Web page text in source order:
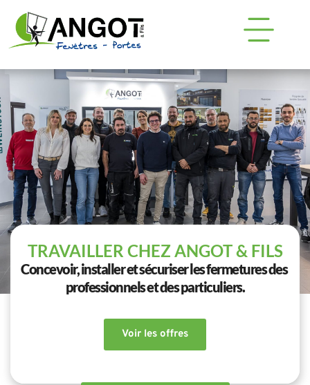
☀️ Offre d'été sur votre porte d'entrée
TRAVAILLER CHEZ ANGOT & FILS
Concevoir, installer et sécuriser les fermetures des
professionnels et des particuliers.
Voir les offres